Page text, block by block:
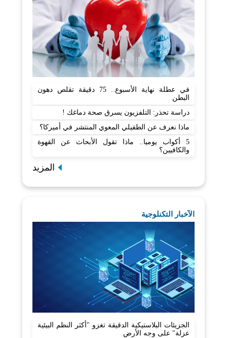
في عطلة نهاية الأسبوع.. 75 دقيقة تقلص دهون
البطن
دراسة تحذر: التلفزيون يسرق صحة دماغك !
ماذا نعرف عن الطفيلي المعوي المنتشر في أميركا؟
5 أكواب يوميا.. ماذا تقول الأبحاث عن القهوة
والكافيين؟
المزيد
الآخبار التكنلوجية
الجزيئات البلاستيكية الدقيقة تغزو "أكثر النظم البيئية
عزلة" على وجه الأرض